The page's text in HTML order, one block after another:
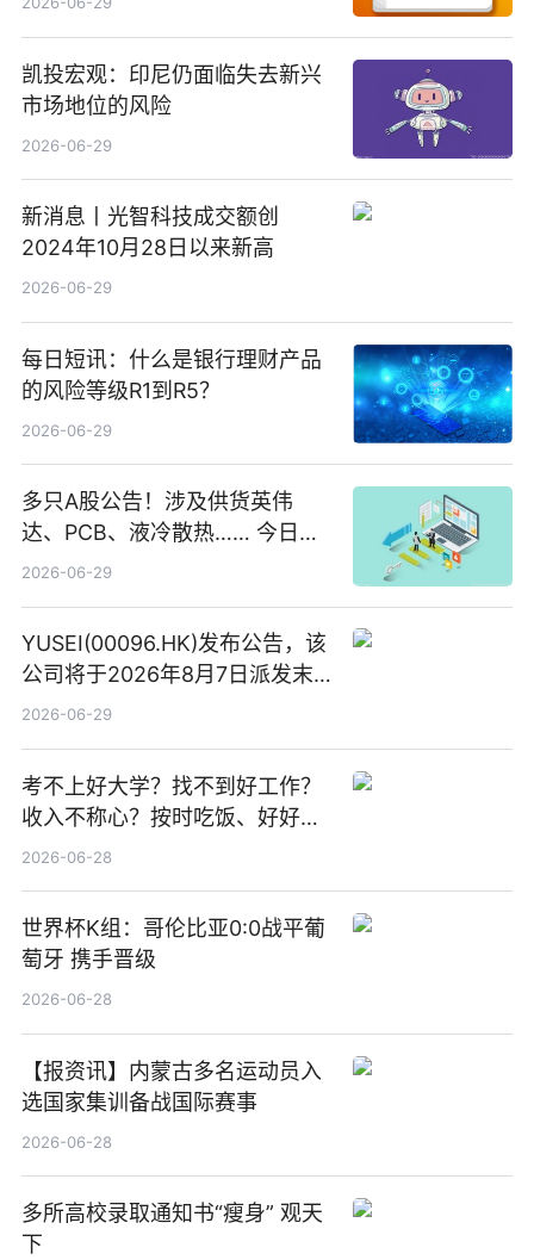
凯投宏观：印尼仍面临失去新兴
市场地位的风险
2026-06-29
新消息丨光智科技成交额创
2024年10月28日以来新高
2026-06-29
每日短讯：什么是银行理财产品
的风险等级R1到R5？
2026-06-29
多只A股公告！涉及供货英伟
达、PCB、液冷散热…… 今日快
讯
2026-06-29
YUSEI(00096.HK)发布公告，该
公司将于2026年8月7日派发末
期股息每股人民币0.013元 每日
2026-06-29
考不上好大学？找不到好工作？
收入不称心？按时吃饭、好好睡
觉
2026-06-28
世界杯K组：哥伦比亚0:0战平葡
萄牙 携手晋级
2026-06-28
【报资讯】内蒙古多名运动员入
选国家集训备战国际赛事
2026-06-28
多所高校录取通知书“瘦身” 观天
下